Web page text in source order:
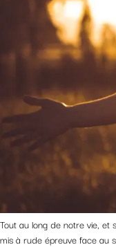
Tout au long de notre vie, et
mis à rude épreuve face au